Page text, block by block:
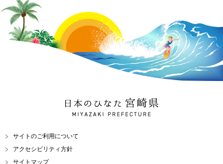
日本のひなた 宮崎県
MIYAZAKI PREFECTURE
サイトのご利用について
アクセシビリティ方針
サイトマップ